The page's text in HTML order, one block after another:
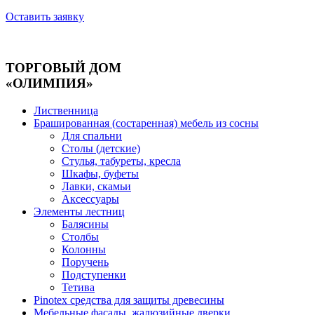
Оставить заявку
ТОРГОВЫЙ ДОМ
«ОЛИМПИЯ»
Лиственница
Брашированная (состаренная) мебель из сосны
Для спальни
Столы (детские)
Стулья, табуреты, кресла
Шкафы, буфеты
Лавки, скамьи
Аксессуары
Элементы лестниц
Балясины
Столбы
Колонны
Поручень
Подступенки
Тетива
Pinotex средства для защиты древесины
Мебельные фасады, жалюзийные дверки